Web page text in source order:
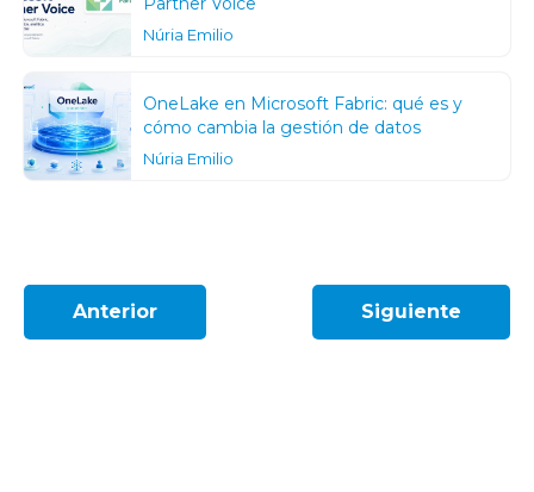
Núria Emilio
OneLake en Microsoft Fabric: qué es y
cómo cambia la gestión de datos
Núria Emilio
Anterior Siguiente